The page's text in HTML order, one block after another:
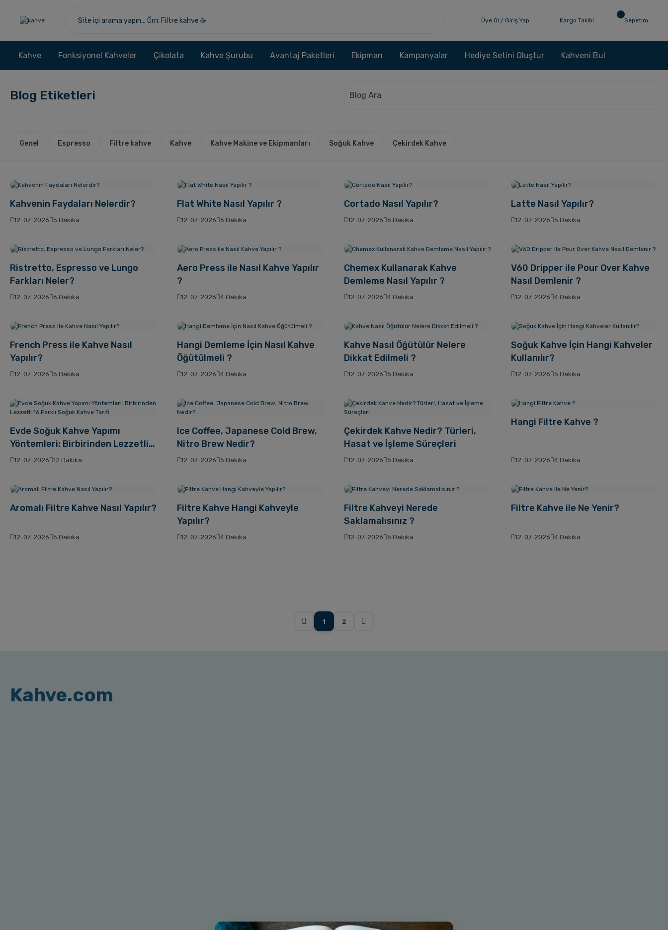
Üye Ol / Giriş Yap Kargo Takibi Sepetim
Kahve Fonksiyonel Kahveler Çikolata Kahve Şurubu Avantaj Paketleri Ekipman Kampanyalar Hediye Setini Oluştur Kahveni Bul
Blog Etiketleri
Genel Espresso Filtre kahve Kahve Kahve Makine ve Ekipmanları Soğuk Kahve Çekirdek Kahve
Kahvenin Faydaları Nelerdir?
12-07-2026 5 Dakika
Flat White Nasıl Yapılır ?
12-07-2026 6 Dakika
Cortado Nasıl Yapılır?
12-07-2026 6 Dakika
Latte Nasıl Yapılır?
12-07-2026 5 Dakika
Ristretto, Espresso ve Lungo
Farkları Neler?
12-07-2026 6 Dakika
Aero Press ile Nasıl Kahve Yapılır
?
12-07-2026 4 Dakika
Chemex Kullanarak Kahve
Demleme Nasıl Yapılır ?
12-07-2026 4 Dakika
V60 Dripper ile Pour Over Kahve
Nasıl Demlenir ?
12-07-2026 4 Dakika
French Press ile Kahve Nasıl
Yapılır?
12-07-2026 5 Dakika
Hangi Demleme İçin Nasıl Kahve
Öğütülmeli ?
12-07-2026 4 Dakika
Kahve Nasıl Öğütülür Nelere
Dikkat Edilmeli ?
12-07-2026 5 Dakika
Soğuk Kahve İçin Hangi Kahveler
Kullanılır?
12-07-2026 5 Dakika
Evde Soğuk Kahve Yapımı
Yöntemleri: Birbirinden Lezzetli
16 Farklı Soğuk Kahve Tarifi
12-07-2026 12 Dakika
Ice Coffee, Japanese Cold Brew,
Nitro Brew Nedir?
12-07-2026 5 Dakika
Çekirdek Kahve Nedir? Türleri,
Hasat ve İşleme Süreçleri
12-07-2026 5 Dakika
Hangi Filtre Kahve ?
12-07-2026 4 Dakika
Aromalı Filtre Kahve Nasıl Yapılır?
12-07-2026 5 Dakika
Filtre Kahve Hangi Kahveyle
Yapılır?
12-07-2026 4 Dakika
Filtre Kahveyi Nerede
Saklamalısınız ?
12-07-2026 5 Dakika
Filtre Kahve ile Ne Yenir?
12-07-2026 4 Dakika
1 2
Kahve.com